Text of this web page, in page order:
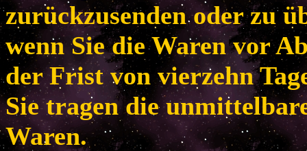
zurückzusenden oder zu
wenn Sie die Waren vor
der Frist von vierzehn
Sie tragen die
Waren.